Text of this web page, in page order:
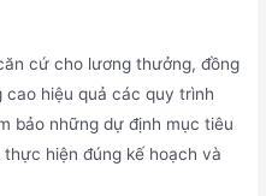
cứ cho lương thưởng, đồng
cao hiệu quả các quy trình
bảo những dự định mục tiêu
hiện đúng kế hoạch và